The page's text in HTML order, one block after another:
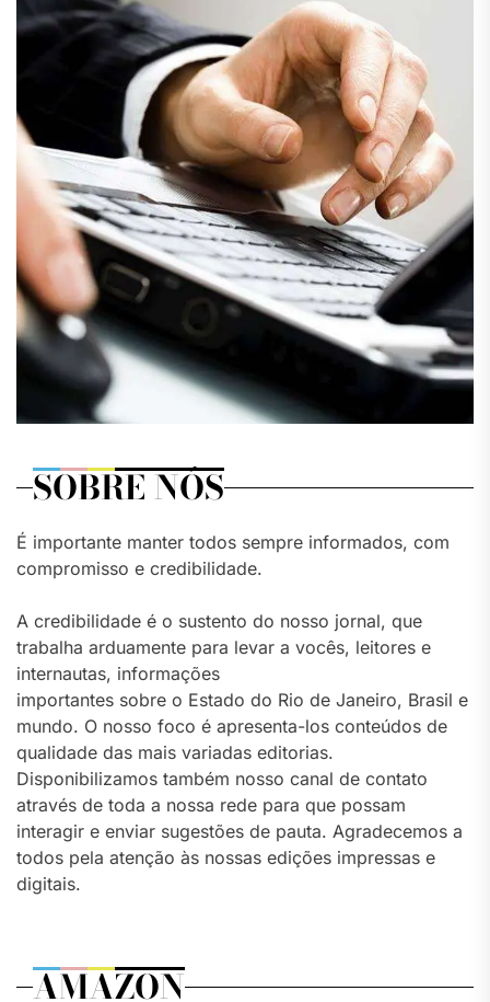
SOBRE NÓS
É importante manter todos sempre informados, com
compromisso e credibilidade.
A credibilidade é o sustento do nosso jornal, que
trabalha arduamente para levar a vocês, leitores e
internautas, informações
importantes sobre o Estado do Rio de Janeiro, Brasil e
mundo. O nosso foco é apresenta-los conteúdos de
qualidade das mais variadas editorias.
Disponibilizamos também nosso canal de contato
através de toda a nossa rede para que possam
interagir e enviar sugestões de pauta. Agradecemos a
todos pela atenção às nossas edições impressas e
digitais.
AMAZON